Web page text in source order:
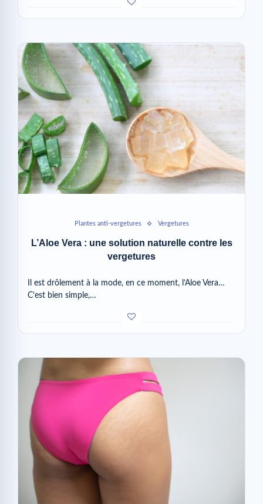
Plantes anti-vergetures Vergetures
L’Aloe Vera : une solution naturelle contre les
vergetures
Il est drôlement à la mode, en ce moment, l’Aloe Vera…
C’est bien simple,…